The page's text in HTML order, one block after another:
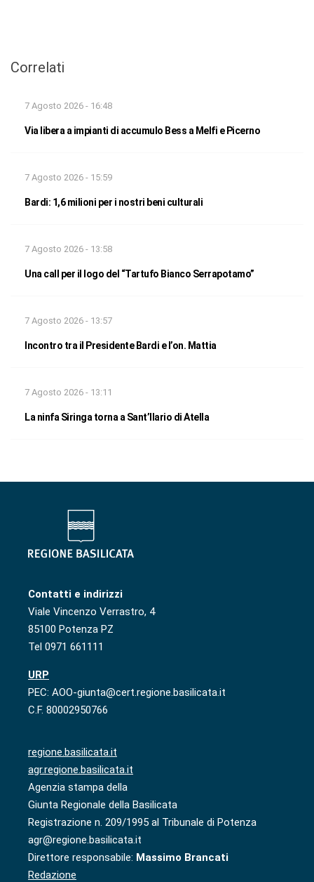
Correlati
7 Agosto 2026 - 16:48
Via libera a impianti di accumulo Bess a Melfi e Picerno
7 Agosto 2026 - 15:59
Bardi: 1,6 milioni per i nostri beni culturali
7 Agosto 2026 - 13:58
Una call per il logo del “Tartufo Bianco Serrapotamo”
7 Agosto 2026 - 13:57
Incontro tra il Presidente Bardi e l’on. Mattia
7 Agosto 2026 - 13:11
La ninfa Siringa torna a Sant’Ilario di Atella
Contatti e indirizzi
Viale Vincenzo Verrastro, 4
85100 Potenza PZ
Tel 0971 661111
URP
PEC: AOO-giunta@cert.regione.basilicata.it
C.F. 80002950766
regione.basilicata.it
agr.regione.basilicata.it
Agenzia stampa della
Giunta Regionale della Basilicata
Registrazione n. 209/1995 al Tribunale di Potenza
agr@regione.basilicata.it
Direttore responsabile: Massimo Brancati
Redazione